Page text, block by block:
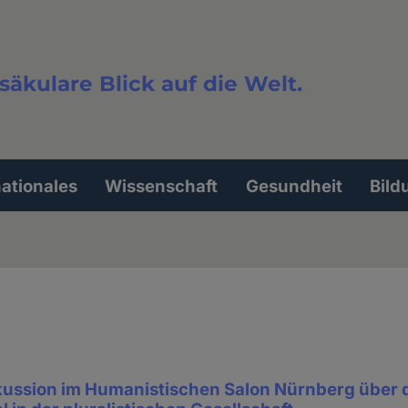
Blick auf die Welt.
Wissenschaft Gesundheit
im Humanistischen Salon Nürnberg über